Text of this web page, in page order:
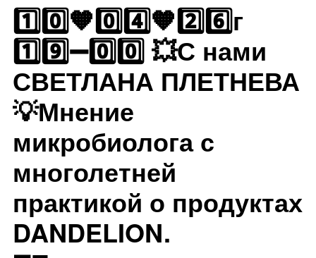
1️⃣0️⃣🧡0️⃣4️⃣🧡2️⃣6️⃣г
1️⃣9️⃣➖0️⃣0️⃣ 💥С нами
СВЕТЛАНА ПЛЕТНЕВА
💡Мнение
микробиолога с
многолетней
практикой о продуктах
DANDELION.